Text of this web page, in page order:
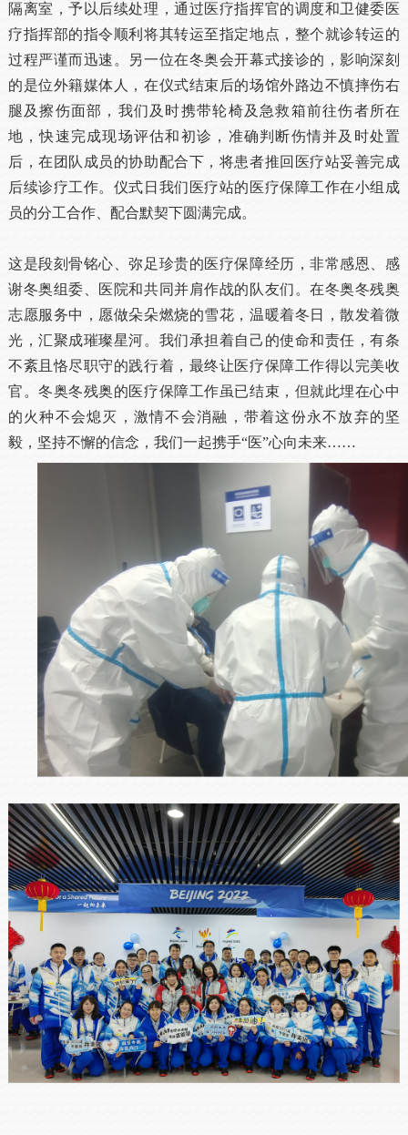
隔离室，予以后续处理，通过医疗指挥官的调度和卫健委医
疗指挥部的指令顺利将其转运至指定地点，整个就诊转运的
过程严谨而迅速。另一位在冬奥会开幕式接诊的，影响深刻
的是位外籍媒体人，在仪式结束后的场馆外路边不慎摔伤右
腿及擦伤面部，我们及时携带轮椅及急救箱前往伤者所在
地，快速完成现场评估和初诊，准确判断伤情并及时处置
后，在团队成员的协助配合下，将患者推回医疗站妥善完成
后续诊疗工作。仪式日我们医疗站的医疗保障工作在小组成
员的分工合作、配合默契下圆满完成。
这是段刻骨铭心、弥足珍贵的医疗保障经历，非常感恩、感
谢冬奥组委、医院和共同并肩作战的队友们。在冬奥冬残奥
志愿服务中，愿做朵朵燃烧的雪花，温暖着冬日，散发着微
光，汇聚成璀璨星河。我们承担着自己的使命和责任，有条
不紊且恪尽职守的践行着，最终让医疗保障工作得以完美收
官。冬奥冬残奥的医疗保障工作虽已结束，但就此埋在心中
的火种不会熄灭，激情不会消融，带着这份永不放弃的坚
毅，坚持不懈的信念，我们一起携手“医”心向未来……